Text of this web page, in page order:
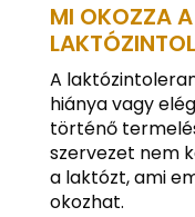
MI OKOZZA A
A
hiánya vagy
történő
szervezet nem
a laktózt, ami
okozhat.